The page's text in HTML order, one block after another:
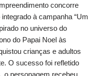
concorre
à campanha “Um
no universo do
do Papai Noel às
crianças e adultos
O sucesso foi refletido
o personagem recebeu